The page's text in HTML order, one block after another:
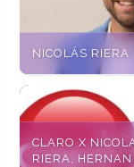
NICOLÁS RIERA
CLARO X
RIERA, HERNAN